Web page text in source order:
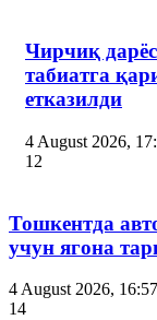
Чирчиқ
табиатга
етказилди
4 August 2026,
12
Тошкентда
учун ягона
4 August 2026, 16:57
14